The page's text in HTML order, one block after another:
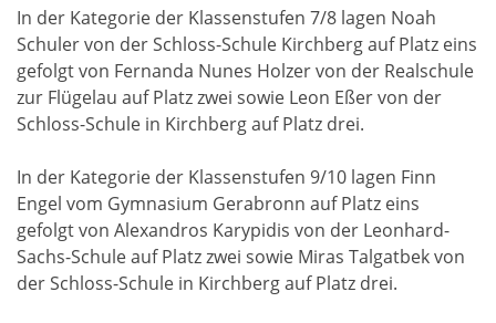
In der Kategorie der Klassenstufen 7/8 lagen Noah
Schuler von der Schloss-Schule Kirchberg auf Platz eins
gefolgt von Fernanda Nunes Holzer von der Realschule
zur Flügelau auf Platz zwei sowie Leon Eßer von der
Schloss-Schule in Kirchberg auf Platz drei.
In der Kategorie der Klassenstufen 9/10 lagen Finn
Engel vom Gymnasium Gerabronn auf Platz eins
gefolgt von Alexandros Karypidis von der Leonhard-
Sachs-Schule auf Platz zwei sowie Miras Talgatbek von
der Schloss-Schule in Kirchberg auf Platz drei.